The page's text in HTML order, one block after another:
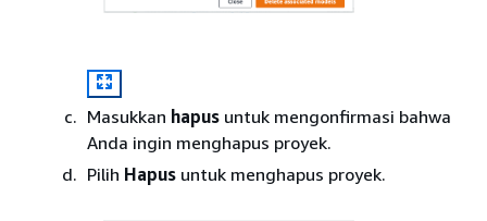
Masukkan hapus untuk mengonfirmasi bahwa
Anda ingin menghapus proyek.
Pilih Hapus untuk menghapus proyek.